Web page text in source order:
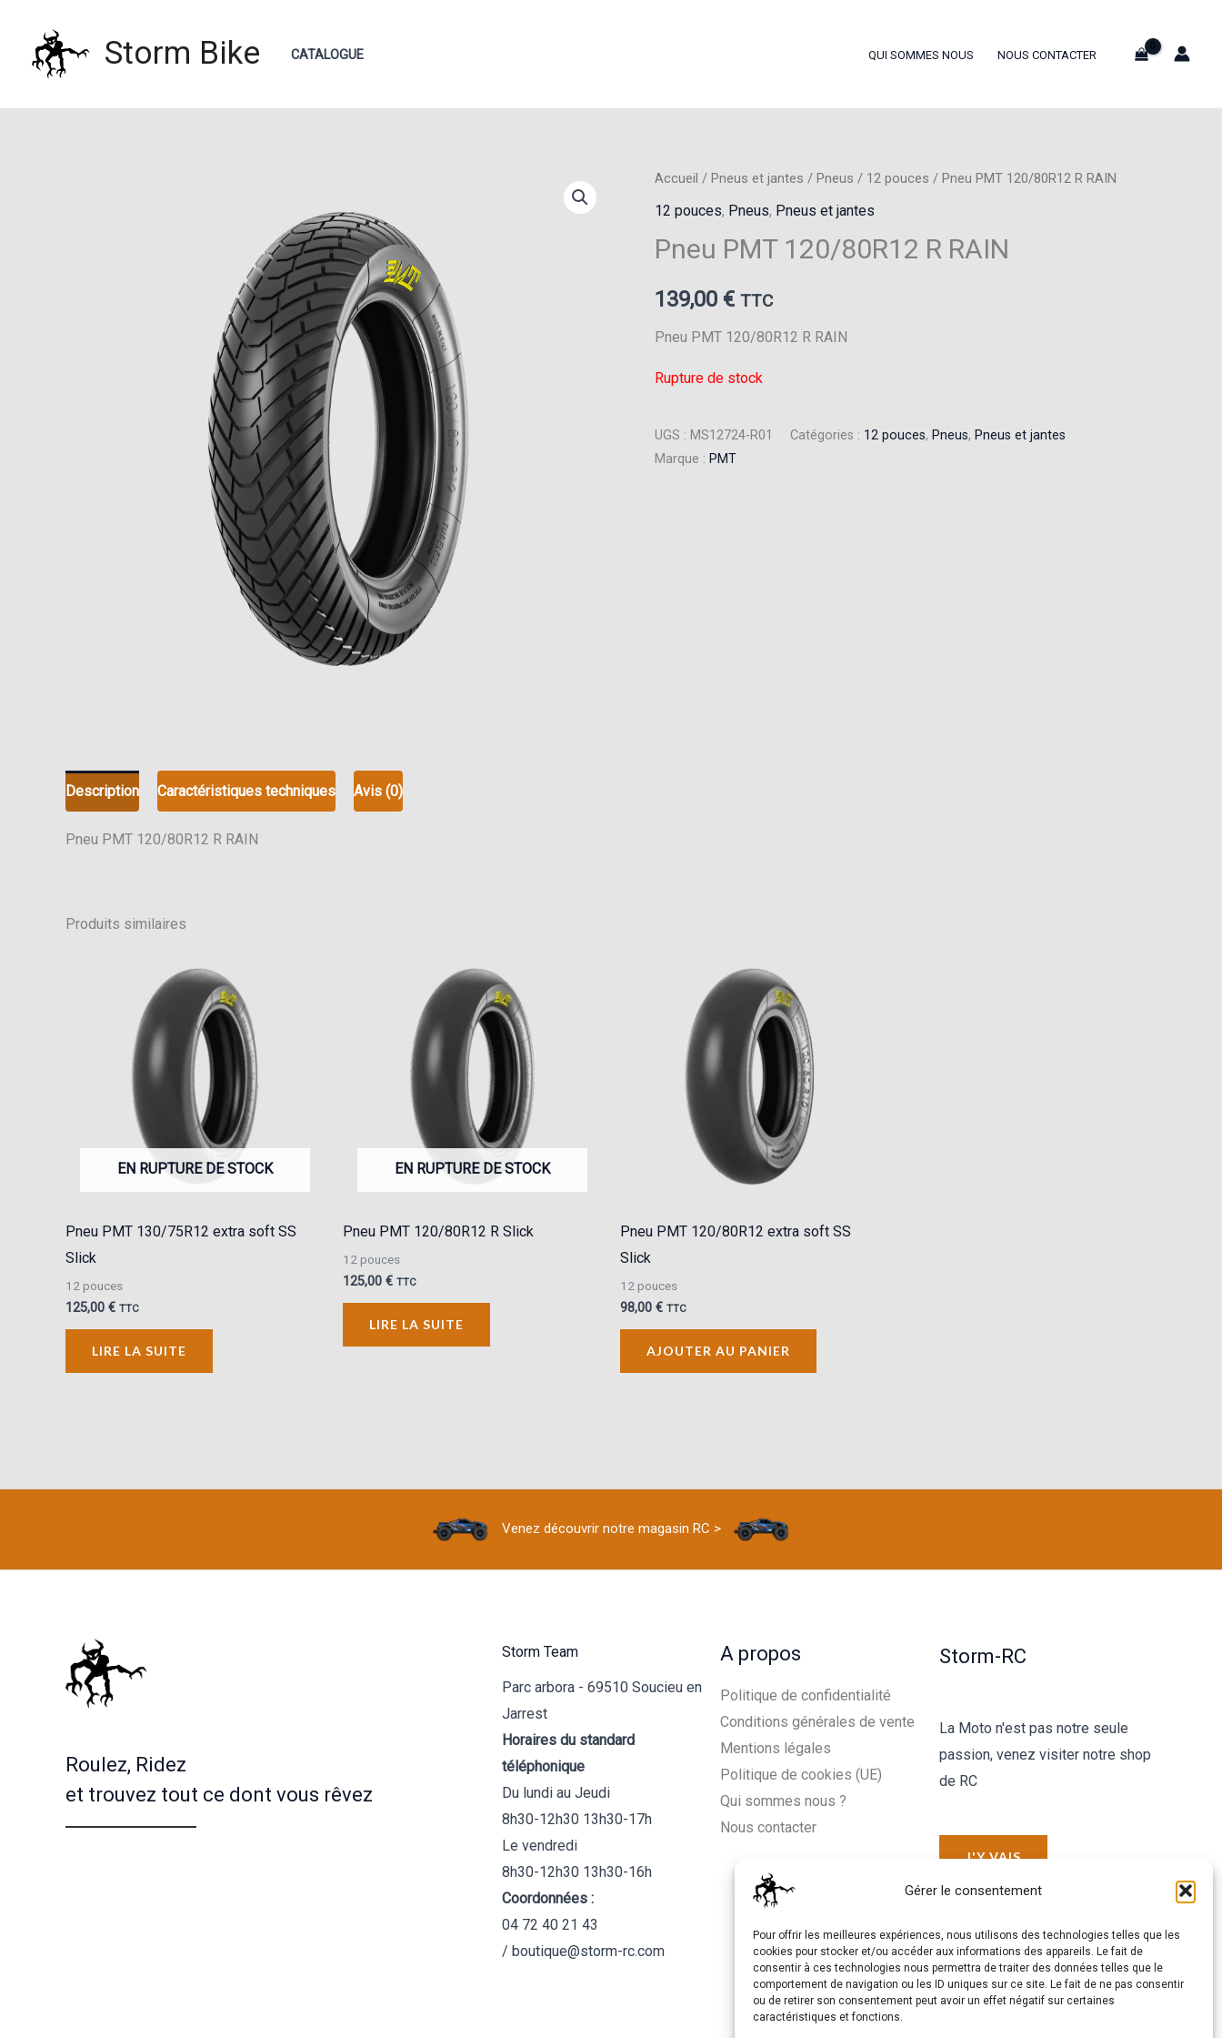
Gérer le consentement
Pour offrir les meilleures expériences, nous utilisons des technologies telles que les
cookies pour stocker et/ou accéder aux informations des appareils. Le fait de
consentir à ces technologies nous permettra de traiter des données telles que le
comportement de navigation ou les ID uniques sur ce site. Le fait de ne pas consentir
ou de retirer son consentement peut avoir un effet négatif sur certaines
caractéristiques et fonctions.
contenu
Storm Bike CATALOGUE QUI SOMMES NOUS NOUS CONTACTER
Accueil / Pneus et jantes / Pneus / 12 pouces / Pneu PMT 120/80R12 R RAIN
12 pouces, Pneus, Pneus et jantes
Pneu PMT 120/80R12 R RAIN
139,00 € TTC
Pneu PMT 120/80R12 R RAIN
Rupture de stock
UGS : MS12724-R01 Catégories : 12 pouces, Pneus, Pneus et jantes
Marque : PMT
Description Caractéristiques techniques Avis (0)
Pneu PMT 120/80R12 R RAIN
Produits similaires
EN RUPTURE DE STOCK
Pneu PMT 130/75R12 extra soft SS
Slick
12 pouces
125,00 € TTC
LIRE LA SUITE
EN RUPTURE DE STOCK
Pneu PMT 120/80R12 R Slick
12 pouces
125,00 € TTC
LIRE LA SUITE
Pneu PMT 120/80R12 extra soft SS
Slick
12 pouces
98,00 € TTC
AJOUTER AU PANIER
Venez découvrir notre magasin RC >
Roulez, Ridez
et trouvez tout ce dont vous rêvez
Storm Team
Parc arbora - 69510 Soucieu en
Jarrest
Horaires du standard
téléphonique
Du lundi au Jeudi
8h30-12h30 13h30-17h
Le vendredi
8h30-12h30 13h30-16h
Coordonnées :
04 72 40 21 43
/ boutique@storm-rc.com
A propos
Politique de confidentialité
Conditions générales de vente
Mentions légales
Politique de cookies (UE)
Qui sommes nous ?
Nous contacter
Storm-RC
La Moto n'est pas notre seule
passion, venez visiter notre shop
de RC
J'Y VAIS